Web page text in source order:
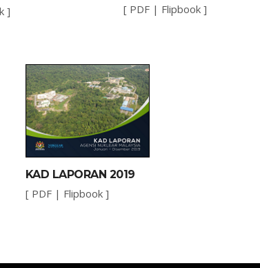
] [ PDF | Flipbook ]
KAD LAPORAN 2019
[ PDF| Flipbook]